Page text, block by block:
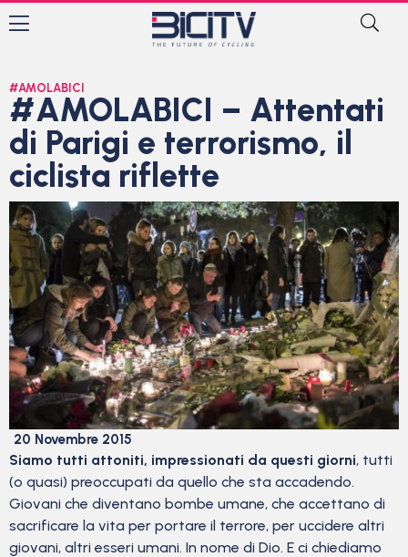
#AMOLABICI
#AMOLABICI – Attentati
di Parigi e terrorismo, il
ciclista riflette
20 Novembre 2015
Siamo tutti attoniti, impressionati da questi giorni, tutti
(o quasi) preoccupati da quello che sta accadendo.
Giovani che diventano bombe umane, che accettano di
sacrificare la vita per portare il terrore, per uccidere altri
giovani, altri esseri umani. In nome di Dio. E ci chiediamo